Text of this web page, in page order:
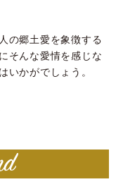
の郷土愛を象徴する
そんな愛情を感じな
いかがでしょう。